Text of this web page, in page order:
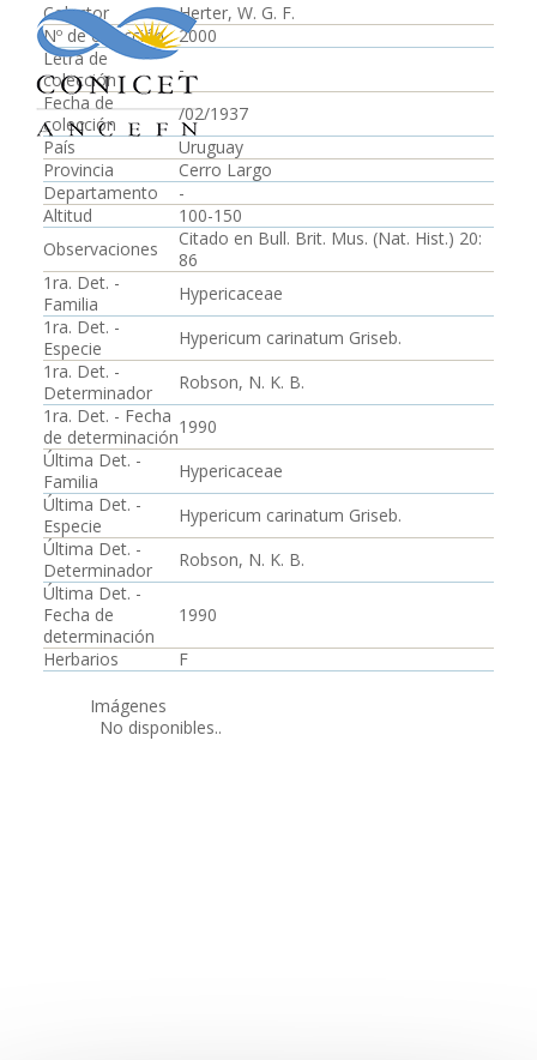
Colector
Herter, W. G. F.
Nº de colección
2000
Letra de
colección
-
Fecha de
colección
/02/1937
País
Uruguay
Provincia
Cerro Largo
Departamento
-
Altitud
100-150
Observaciones
Citado en Bull. Brit. Mus. (Nat. Hist.) 20:
86
1ra. Det. -
Familia
Hypericaceae
1ra. Det. -
Especie
Hypericum carinatum Griseb.
1ra. Det. -
Determinador
Robson, N. K. B.
1ra. Det. - Fecha
de determinación1990
Última Det. -
Familia
Hypericaceae
Última Det. -
Especie
Hypericum carinatum Griseb.
Última Det. -
Determinador
Robson, N. K. B.
Última Det. -
Fecha de
determinación
1990
Herbarios
F
Imágenes
No disponibles..